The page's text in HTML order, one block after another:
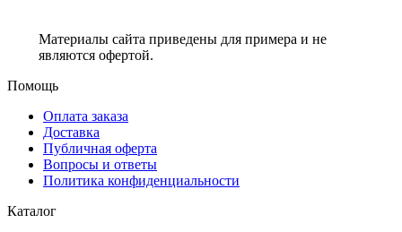
Материалы сайта приведены для примера и не
являются офертой.
Помощь
Оплата заказа
Доставка
Публичная оферта
Вопросы и ответы
Политика конфиденциальности
Каталог